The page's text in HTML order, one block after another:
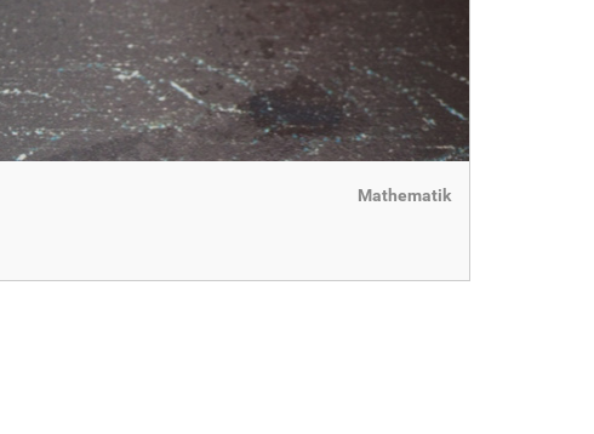
Mathematik